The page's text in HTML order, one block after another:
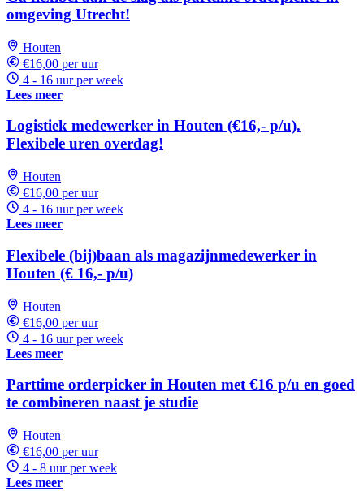
omgeving Utrecht!
Houten
€16,00 per uur
4 - 16 uur per week
Lees meer
Logistiek medewerker in Houten (€16,- p/u).
Flexibele uren overdag!
Houten
€16,00 per uur
4 - 16 uur per week
Lees meer
Flexibele (bij)baan als magazijnmedewerker in
Houten (€ 16,- p/u)
Houten
€16,00 per uur
4 - 16 uur per week
Lees meer
Parttime orderpicker in Houten met €16 p/u en goed
te combineren naast je studie
Houten
€16,00 per uur
4 - 8 uur per week
Lees meer